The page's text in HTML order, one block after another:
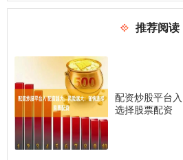
推荐阅读
配资炒股平台
选择股票配资